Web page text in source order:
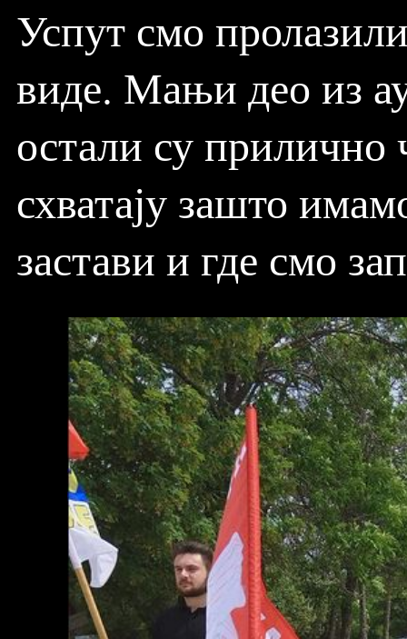
Успут смо
виде. Мањи део из
остали су прилично
схватају зашто
застави и где смо